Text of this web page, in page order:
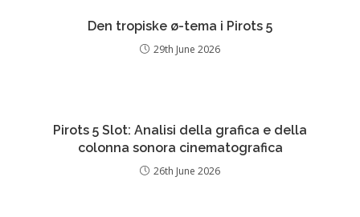
Den tropiske ø-tema i Pirots 5
29th June 2026
Pirots 5 Slot: Analisi della grafica e della
colonna sonora cinematografica
26th June 2026